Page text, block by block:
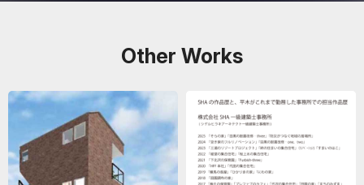
Other Works